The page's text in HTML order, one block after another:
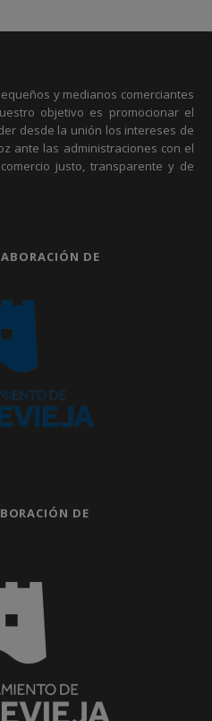
y medianos comerciantes
objetivo es promocionar el
desde la unión los intereses de
ante las administraciones con el
justo, transparente y de
DE
DE